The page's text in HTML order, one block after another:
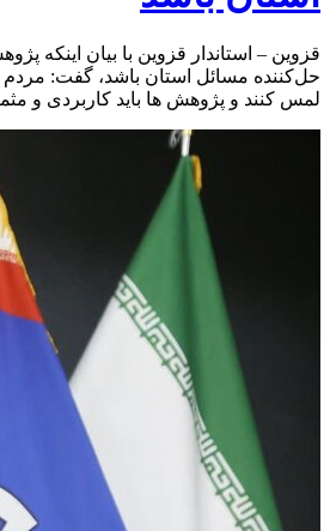
قزوین – استاندار قزوین با بیان اینکه
حل‌کننده مسائل استان باشد، گفت: مردم
لمس کنند و پژوهش ها باید کاربردی و